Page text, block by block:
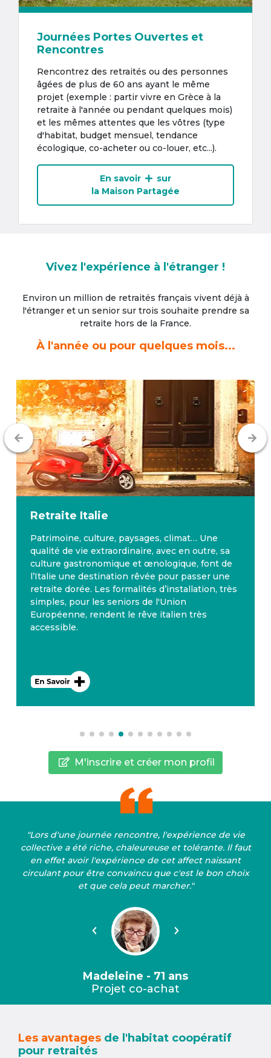
Journées Portes Ouvertes et
Rencontres
Rencontrez des retraités ou des personnes
âgées de plus de 60 ans ayant le même
projet (exemple : partir vivre en Grèce à la
retraite à l'année ou pendant quelques mois)
et les mêmes attentes que les vôtres (type
d'habitat, budget mensuel, tendance
écologique, co-acheter ou co-louer, etc...).
En savoir
sur
la Maison Partagée
Vivez l'expérience à l'étranger !
Environ un million de retraités français vivent déjà à
l'étrangeret un senior sur trois souhaite prendre sa
retraite hors de la France.
À l'année ou pour quelques mois...
Retraite
Malte bénéficie d’un climat avantageux toute
l’année, avec 300 jours d’ensoleillement par
La Valette à Malte, où plusieurs nationalités se
côtoient, apparaît dans les premiers rangs des
pays où il fait bon y passer sa retraite.
Malte dispose également d’un système de
santé performant. L’anglais est la deuxième
langue nationale.
M'inscrire et créer mon profil
"Lors d'une journée rencontre, l'expérience de vie
collective a été riche, chaleureuse et tolérante. Il faut
en effet avoir l'expérience de cet affect naissant
circulant pour être convaincu que c'est le bon choix
et que cela peut marcher."
Précédent Suivant
Madeleine - 71 ans
Projet co-achat
Les avantages de l'habitat coopératif
pour retraités